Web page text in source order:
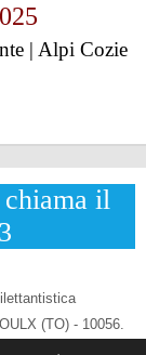
| Alpi Cozie
il
(TO) - 10056.